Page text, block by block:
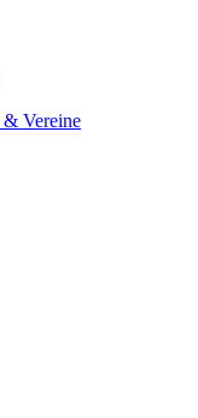
Vereine